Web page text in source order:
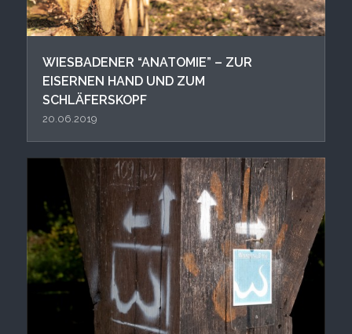
WIESBADENER “ANATOMIE” – ZUR
EISERNEN HAND UND ZUM
SCHLÄFERSKOPF
20.06.2019